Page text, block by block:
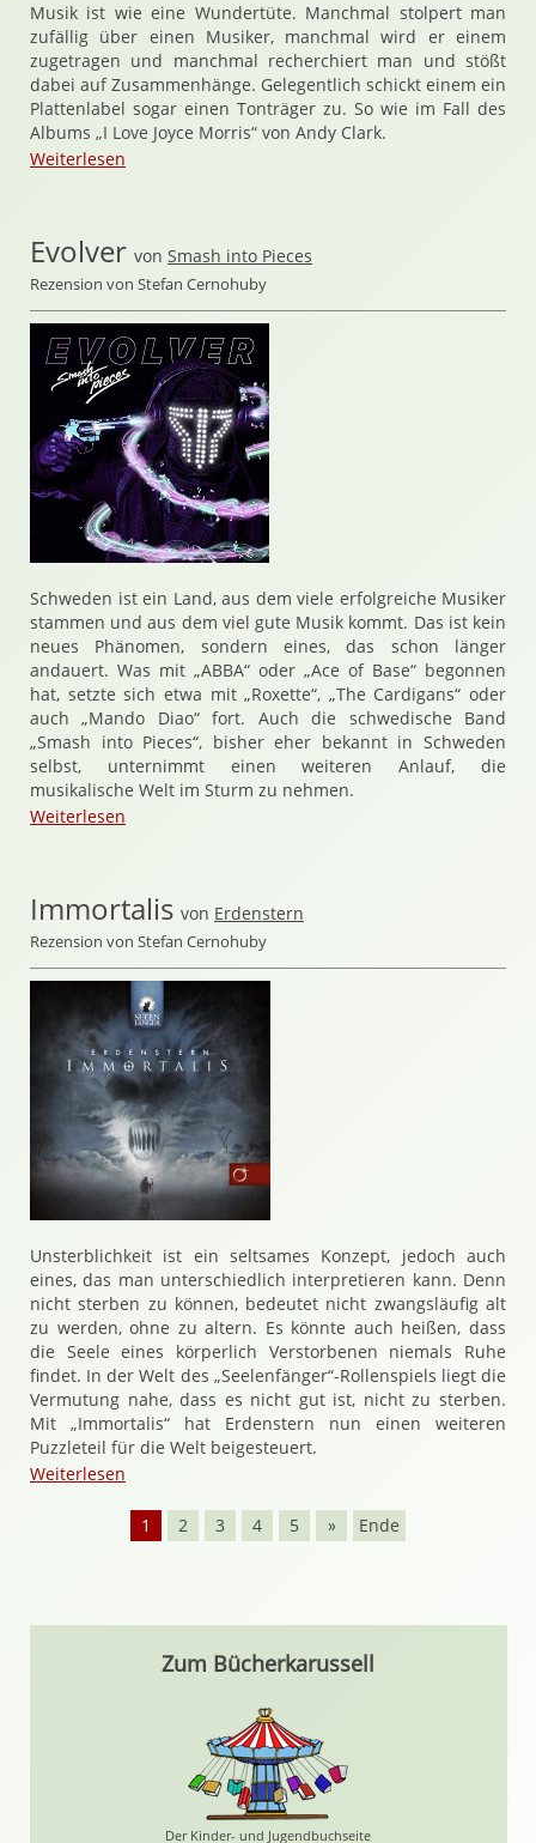
Musik ist wie eine Wundertüte. Manchmal stolpert man
zufällig über einen Musiker, manchmal wird er einem
zugetragen und manchmal recherchiert man und stößt
dabei auf Zusammenhänge. Gelegentlich schickt einem ein
Plattenlabel sogar einen Tonträger zu. So wie im Fall des
Albums „I Love Joyce Morris“ von Andy Clark.
Weiterlesen
Evolver von Smash into Pieces
Rezension von Stefan Cernohuby
Schweden ist ein Land, aus dem viele erfolgreiche Musiker
stammen und aus dem viel gute Musik kommt. Das ist kein
neues Phänomen, sondern eines, das schon länger
andauert. Was mit „ABBA“ oder „Ace of Base“ begonnen
hat, setzte sich etwa mit „Roxette“, „The Cardigans“ oder
auch „Mando Diao“ fort. Auch die schwedische Band
„Smash into Pieces“, bisher eher bekannt in Schweden
selbst, unternimmt einen weiteren Anlauf, die
musikalische Welt im Sturm zu nehmen.
Weiterlesen
Immortalis von Erdenstern
Rezension von Stefan Cernohuby
Unsterblichkeit ist ein seltsames Konzept, jedoch auch
eines, das man unterschiedlich interpretieren kann. Denn
nicht sterben zu können, bedeutet nicht zwangsläufig alt
zu werden, ohne zu altern. Es könnte auch heißen, dass
die Seele eines körperlich Verstorbenen niemals Ruhe
findet. In der Welt des „Seelenfänger“-Rollenspiels liegt die
Vermutung nahe, dass es nicht gut ist, nicht zu sterben.
Mit „Immortalis“ hat Erdenstern nun einen weiteren
Puzzleteil für die Welt beigesteuert.
Weiterlesen
1 2 3 4 5 » Ende
Zum Bücherkarussell
Der Kinder- und Jugendbuchseite